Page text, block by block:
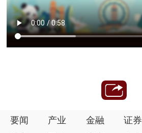
要闻 产业 金融 证券